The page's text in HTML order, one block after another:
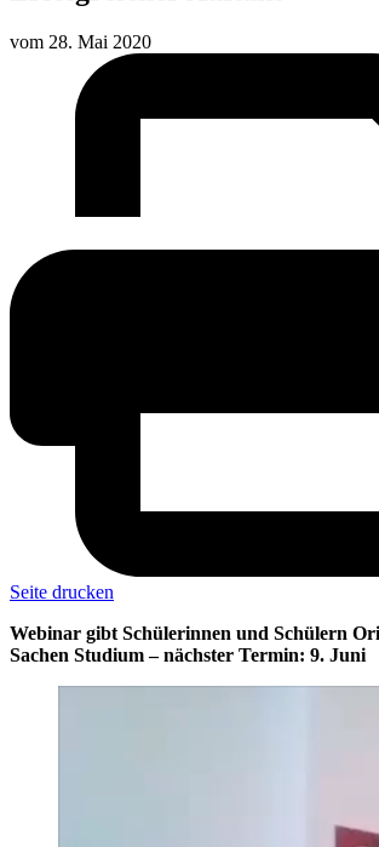
vom 28. Mai 2020
Seite drucken
Webinar gibt Schülerinnen und Schülern
Sachen Studium – nächster Termin: 9. Juni